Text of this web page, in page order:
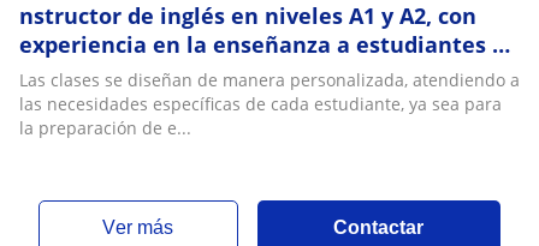
nstructor de inglés en niveles A1 y A2, con
experiencia en la enseñanza a estudiantes de
diversas edades, mediante metodologías co
Las clases se diseñan de manera personalizada, atendiendo a
las necesidades específicas de cada estudiante, ya sea para
la preparación de e...
ver más Contactar